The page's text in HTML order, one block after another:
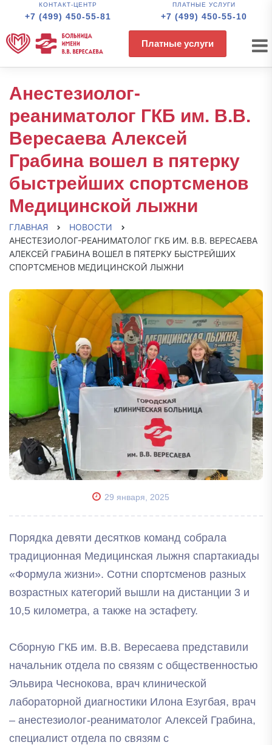
КОНТАКТ-ЦЕНТР
+7 (499) 450-55-81
ПЛАТНЫЕ УСЛУГИ
+7 (499) 450-55-10
Платные услуги
Анестезиолог-
реаниматолог ГКБ им. В.В.
Вересаева Алексей
Грабина вошел в пятерку
быстрейших спортсменов
Медицинской лыжни
ГЛАВНАЯ
НОВОСТИ
АНЕСТЕЗИОЛОГ-РЕАНИМАТОЛОГ ГКБ ИМ. В.В. ВЕРЕСАЕВА
АЛЕКСЕЙ ГРАБИНА ВОШЕЛ В ПЯТЕРКУ БЫСТРЕЙШИХ
СПОРТСМЕНОВ МЕДИЦИНСКОЙ ЛЫЖНИ
29 января, 2025
Порядка девяти десятков команд собрала
традиционная Медицинская лыжня спартакиады
«Формула жизни». Сотни спортсменов разных
возрастных категорий вышли на дистанции 3 и
10,5 километра, а также на эстафету.
Сборную ГКБ им. В.В. Вересаева представили
начальник отдела по связям с общественностью
Эльвира Чеснокова, врач клинической
лабораторной диагностики Илона Езугбая, врач
– анестезиолог-реаниматолог Алексей Грабина,
специалист отдела по связям с